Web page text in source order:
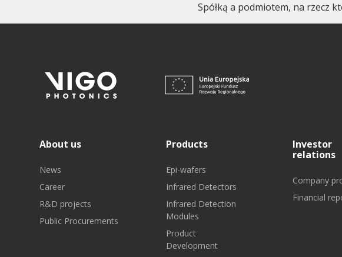
Spółką a podmiotem, na rzecz
About us
News
Career
R&D projects
Public Procurements
Products
Epi-wafers
Infrared Detectors
Infrared Detection
Modules
Product
Development
Investor
relations
Company
Financial